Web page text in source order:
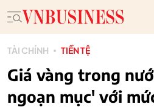
TÀI CHÍNH TIỀN TỆ
Giá vàng trong
ngoạn mục' với